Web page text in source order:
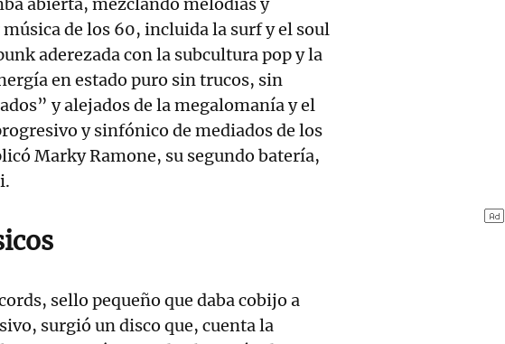
de los 60, incluida la surf y el soul
aderezada con la subcultura pop y la
en estado puro sin trucos, sin
y alejados de la megalomanía y el
y sinfónico de mediados de los
Marky Ramone, su segundo batería,
sello pequeño que daba cobijo a
surgió un disco que, cuenta la